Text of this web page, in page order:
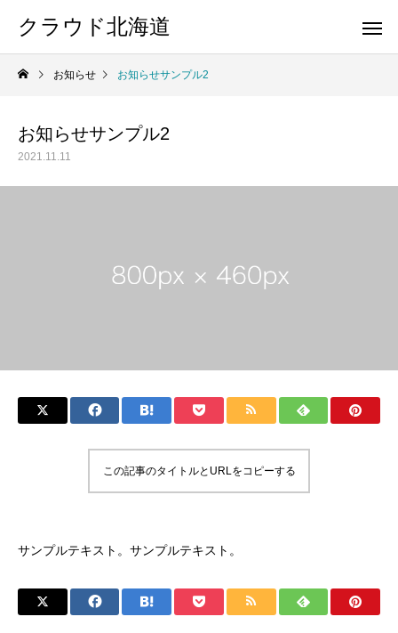
クラウド北海道
お知らせ お知らせサンプル2
お知らせサンプル2
2021.11.11
この記事のタイトルとURLをコピーする
サンプルテキスト。サンプルテキスト。